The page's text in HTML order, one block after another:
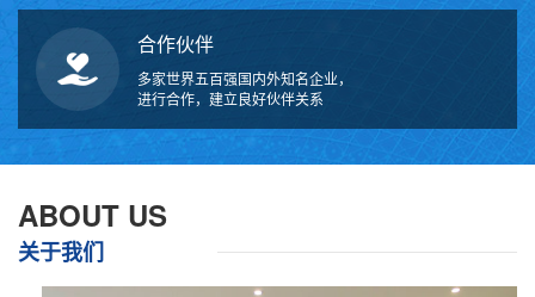
合作伙伴
多家世界五百强国内外知名企业，
进行合作，建立良好伙伴关系
ABOUT US
关于我们